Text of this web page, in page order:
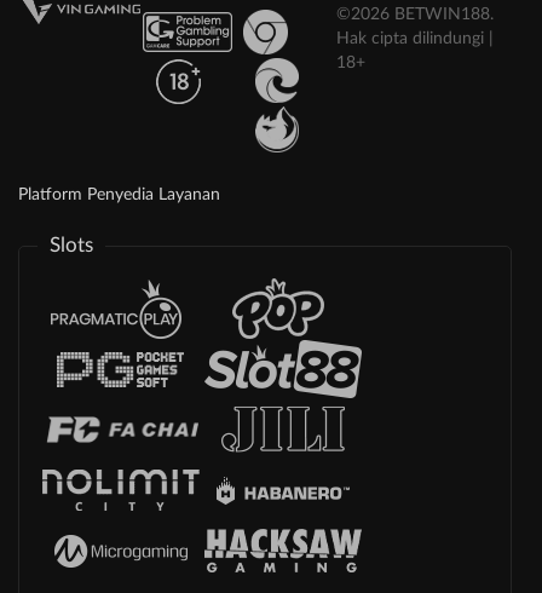
©2026 BETWIN188.
Hak cipta dilindungi |
18+
Platform Penyedia Layanan
Slots